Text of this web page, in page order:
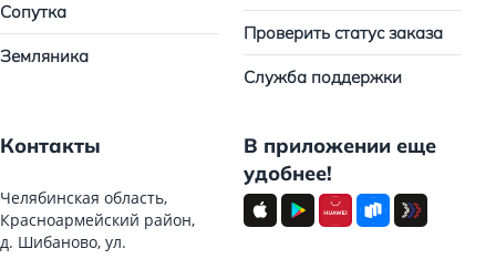
Сопутка
Земляника
Проверить статус заказа
Служба поддержки
Контакты
Челябинская область,
Красноармейский район,
д. Шибаново, ул.
В приложении еще
удобнее!